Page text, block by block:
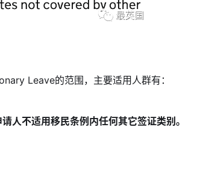
Leave的范围，主要适用人群有：
人不适用移民条例内任何其它签证类别。